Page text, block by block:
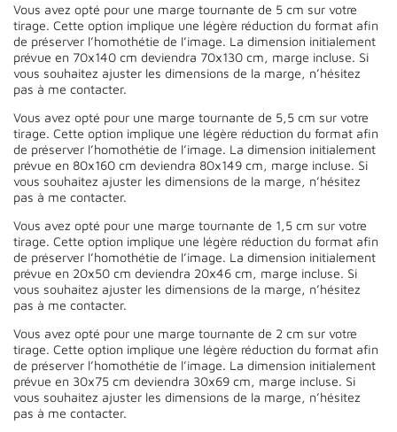
Vous avez opté pour une marge tournante de 5 cm sur votre
tirage. Cette option implique une légère réduction du format afin
de préserver l’homothétie de l’image. La dimension initialement
prévue en 70x140 cm deviendra 70x130 cm, marge incluse. Si
vous souhaitez ajuster les dimensions de la marge, n’hésitez
pas à me contacter.
Vous avez opté pour une marge tournante de 5,5 cm sur votre
tirage. Cette option implique une légère réduction du format afin
de préserver l’homothétie de l’image. La dimension initialement
prévue en 80x160 cm deviendra 80x149 cm, marge incluse. Si
vous souhaitez ajuster les dimensions de la marge, n’hésitez
pas à me contacter.
Vous avez opté pour une marge tournante de 1,5 cm sur votre
tirage. Cette option implique une légère réduction du format afin
de préserver l’homothétie de l’image. La dimension initialement
prévue en 20x50 cm deviendra 20x46 cm, marge incluse. Si
vous souhaitez ajuster les dimensions de la marge, n’hésitez
pas à me contacter.
Vous avez opté pour une marge tournante de 2 cm sur votre
tirage. Cette option implique une légère réduction du format afin
de préserver l’homothétie de l’image. La dimension initialement
prévue en 30x75 cm deviendra 30x69 cm, marge incluse. Si
vous souhaitez ajuster les dimensions de la marge, n’hésitez
pas à me contacter.